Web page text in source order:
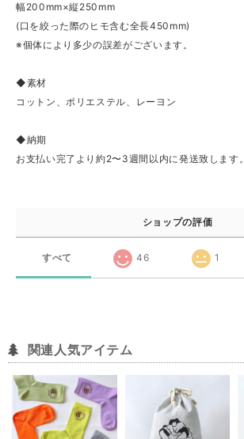
幅200mm×縦250mm
(口を絞った際のヒモ含む全長450mm)
※個体により多少の誤差がございます。
◆素材
コットン、ポリエステル、レーヨン
◆納期
お支払い完了より約2〜3週間以内に発送致します。
ショップの評価
すべて 46 1
関連人気アイテム